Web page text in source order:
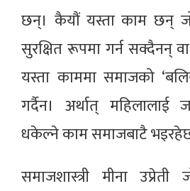
छन्। कैयौं यस्ता काम छन्
सुरक्षित रूपमा गर्न सक्दैनन्
यस्ता काममा समाजको
गर्दैन। अर्थात् महिलालाई
धकेल्ने काम समाजबाटै
समाजशास्त्री मीना